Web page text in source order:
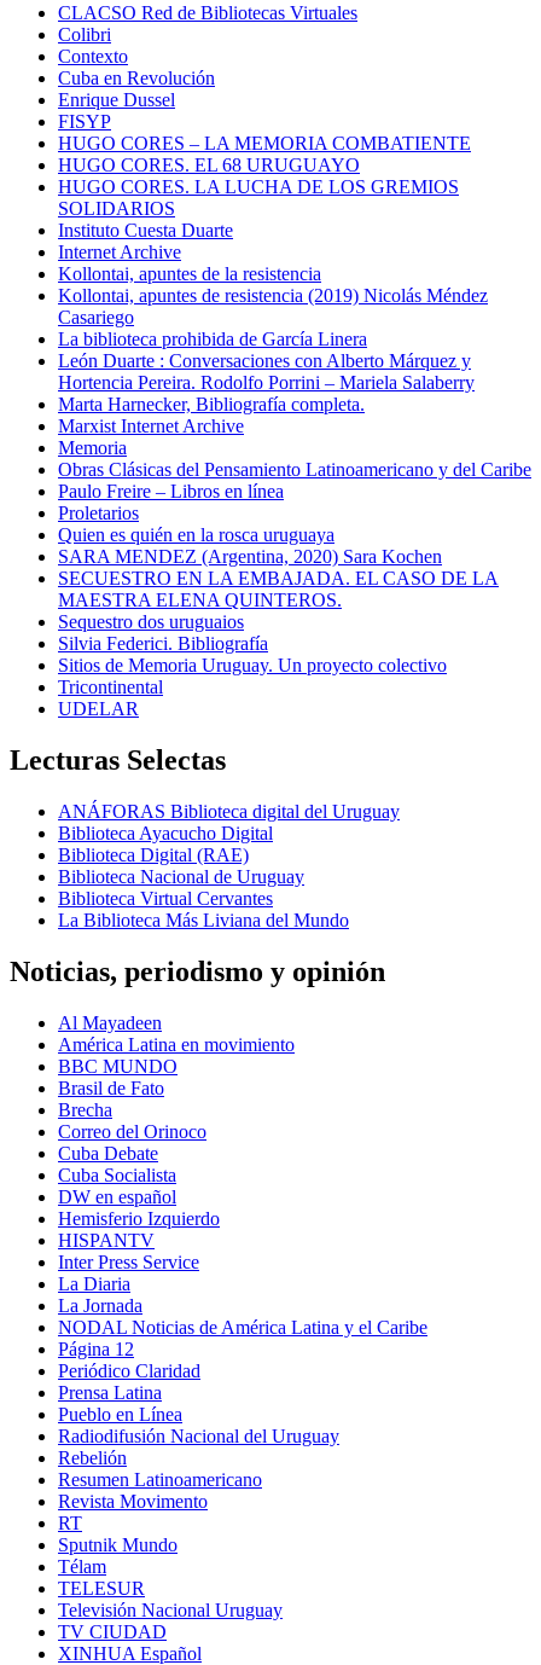
CLACSO Red de Bibliotecas Virtuales
Colibri
Contexto
Cuba en Revolución
Enrique Dussel
FISYP
HUGO CORES – LA MEMORIA COMBATIENTE
HUGO CORES. EL 68 URUGUAYO
HUGO CORES. LA LUCHA DE LOS GREMIOS
SOLIDARIOS
Instituto Cuesta Duarte
Internet Archive
Kollontai, apuntes de la resistencia
Kollontai, apuntes de resistencia (2019) Nicolás Méndez
Casariego
La biblioteca prohibida de García Linera
León Duarte : Conversaciones con Alberto Márquez y
Hortencia Pereira. Rodolfo Porrini – Mariela Salaberry
Marta Harnecker, Bibliografía completa.
Marxist Internet Archive
Memoria
Obras Clásicas del Pensamiento Latinoamericano y del Caribe
Paulo Freire – Libros en línea
Proletarios
Quien es quién en la rosca uruguaya
SARA MENDEZ (Argentina, 2020) Sara Kochen
SECUESTRO EN LA EMBAJADA. EL CASO DE LA
MAESTRA ELENA QUINTEROS.
Sequestro dos uruguaios
Silvia Federici. Bibliografía
Sitios de Memoria Uruguay. Un proyecto colectivo
Tricontinental
UDELAR
Lecturas Selectas
ANÁFORAS Biblioteca digital del Uruguay
Biblioteca Ayacucho Digital
Biblioteca Digital (RAE)
Biblioteca Nacional de Uruguay
Biblioteca Virtual Cervantes
La Biblioteca Más Liviana del Mundo
Noticias, periodismo y opinión
Al Mayadeen
América Latina en movimiento
BBC MUNDO
Brasil de Fato
Brecha
Correo del Orinoco
Cuba Debate
Cuba Socialista
DW en español
Hemisferio Izquierdo
HISPANTV
Inter Press Service
La Diaria
La Jornada
NODAL Noticias de América Latina y el Caribe
Página 12
Periódico Claridad
Prensa Latina
Pueblo en Línea
Radiodifusión Nacional del Uruguay
Rebelión
Resumen Latinoamericano
Revista Movimento
RT
Sputnik Mundo
Télam
TELESUR
Televisión Nacional Uruguay
TV CIUDAD
XINHUA Español